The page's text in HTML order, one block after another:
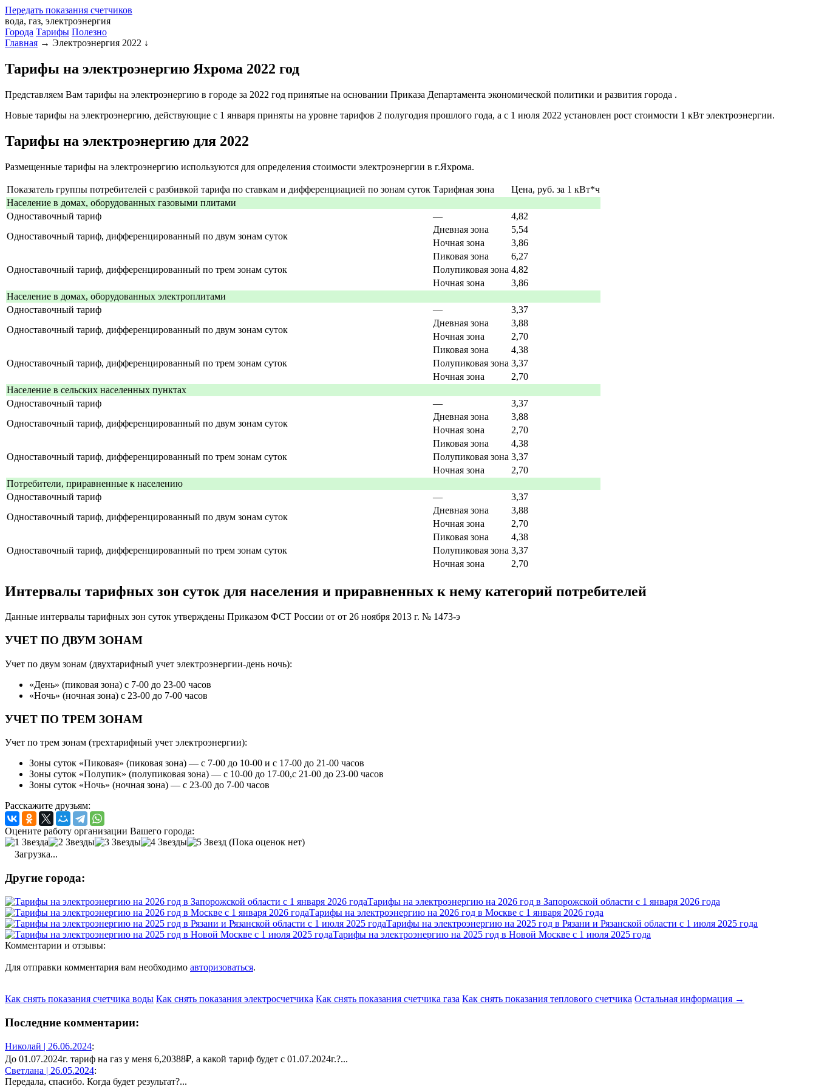
Передать показания счетчиков
вода, газ, электроэнергия
Города Тарифы Полезно
Главная → Электроэнергия 2022 ↓
Тарифы на электроэнергию Яхрома 2022 год
Представляем Вам тарифы на электроэнергию в городе за 2022 год принятые на основании Приказа Департамента экономической политики и развития города .
Новые тарифы на электроэнергию, действующие с 1 января приняты на уровне тарифов 2 полугодия прошлого года, а с 1 июля 2022 установлен рост стоимости 1 кВт электроэнергии.
Тарифы на электроэнергию для 2022
Размещенные тарифы на электроэнергию используются для определения стоимости электроэнергии в г.Яхрома.
Показатель группы потребителей с разбивкой тарифа по ставкам и дифференциацией по зонам суток Тарифная зона
Цена, руб. за 1 кВт*ч
Население в домах, оборудованных газовыми плитами
Одноставочный тариф
—
4,82
Одноставочный тариф, дифференцированный по двум зонам суток
Дневная зона
5,54
Ночная зона
3,86
Одноставочный тариф, дифференцированный по трем зонам суток
Пиковая зона
6,27
Полупиковая зона 4,82
Ночная зона
3,86
Население в домах, оборудованных электроплитами
Одноставочный тариф
—
3,37
Одноставочный тариф, дифференцированный по двум зонам суток
Дневная зона
3,88
Ночная зона
2,70
Одноставочный тариф, дифференцированный по трем зонам суток
Пиковая зона
4,38
Полупиковая зона 3,37
Ночная зона
2,70
Население в сельских населенных пунктах
Одноставочный тариф
—
3,37
Одноставочный тариф, дифференцированный по двум зонам суток
Дневная зона
3,88
Ночная зона
2,70
Одноставочный тариф, дифференцированный по трем зонам суток
Пиковая зона
4,38
Полупиковая зона 3,37
Ночная зона
2,70
Потребители, приравненные к населению
Одноставочный тариф
—
3,37
Одноставочный тариф, дифференцированный по двум зонам суток
Дневная зона
3,88
Ночная зона
2,70
Одноставочный тариф, дифференцированный по трем зонам суток
Пиковая зона
4,38
Полупиковая зона 3,37
Ночная зона
2,70
Интервалы тарифных зон суток для населения и приравненных к нему категорий потребителей
Данные интервалы тарифных зон суток утверждены Приказом ФСТ России от от 26 ноября 2013 г. № 1473-э
УЧЕТ ПО ДВУМ ЗОНАМ
Учет по двум зонам (двухтарифный учет электроэнергии-день ночь):
«День» (пиковая зона) с 7-00 до 23-00 часов
«Ночь» (ночная зона) с 23-00 до 7-00 часов
УЧЕТ ПО ТРЕМ ЗОНАМ
Учет по трем зонам (трехтарифный учет электроэнергии):
Зоны суток «Пиковая» (пиковая зона) — с 7-00 до 10-00 и с 17-00 до 21-00 часов
Зоны суток «Полупик» (полупиковая зона) — с 10-00 до 17-00,с 21-00 до 23-00 часов
Зоны суток «Ночь» (ночная зона) — с 23-00 до 7-00 часов
Расскажите друзьям:
Оцените работу организации Вашего города:
(Пока оценок нет)
Загрузка...
Другие города:
Тарифы на электроэнергию на 2026 год в Запорожской области с 1 января 2026 года
Тарифы на электроэнергию на 2026 год в Москве с 1 января 2026 года
Тарифы на электроэнергию на 2025 год в Рязани и Рязанской области с 1 июля 2025 года
Тарифы на электроэнергию на 2025 год в Новой Москве с 1 июля 2025 года
Комментарии и отзывы:
Для отправки комментария вам необходимо авторизоваться.
Как снять показания счетчика воды Как снять показания электросчетчика Как снять показания счетчика газа Как снять показания теплового счетчика Остальная информация →
Последние комментарии:
Николай | 26.06.2024:
До 01.07.2024г. тариф на газ у меня 6,20388₽, а какой тариф будет с 01.07.2024г.?...
Светлана | 26.05.2024:
Передала, спасибо. Когда будет результат?...